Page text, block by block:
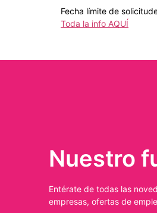
Fecha límite de
Toda la info AQUÍ
Nuestro
Entérate de todas las
empresas, ofertas de